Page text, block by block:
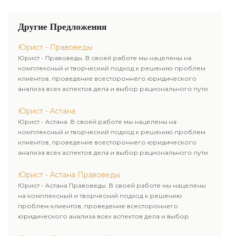
Другие Предложения
Юрист - Правоведы
Юрист - Правоведы. В своей работе мы нацелены на
комплексный и творческий подход к решению проблем
клиентов, проведение всестороннего юридического
анализа всех аспектов дела и выбор рационального пути
Юрист - Астана
Юрист - Астана. В своей работе мы нацелены на
комплексный и творческий подход к решению проблем
клиентов, проведение всестороннего юридического
анализа всех аспектов дела и выбор рационального пути
Юрист - Астана Правоведы
Юрист - Астана Правоведы. В своей работе мы нацелены
на комплексный и творческий подход к решению
проблем клиентов, проведение всестороннего
юридического анализа всех аспектов дела и выбор